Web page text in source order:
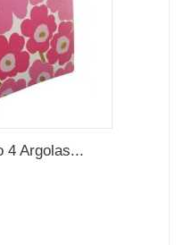
4 Argolas...